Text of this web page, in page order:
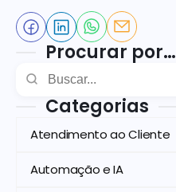
Procurar por…
Categorias
Atendimento ao Cliente
Automação e IA